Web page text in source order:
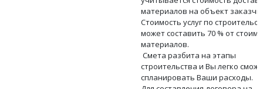
материалов на объект
Стоимость услуг по
может составить 70 % от
материалов.
Смета разбита на этапы
строительства и Вы легко
спланировать Ваши расходы.